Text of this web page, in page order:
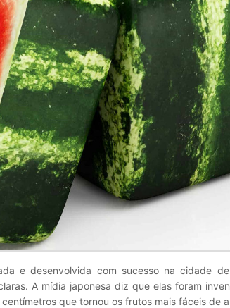
e desenvolvida com sucesso na cidade
A mídia japonesa diz que elas foram
que tornou os frutos mais fáceis de